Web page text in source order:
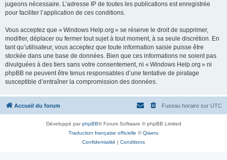
jugeons nécessaire. L’adresse IP de toutes les publications est enregistrée
pour faciliter l’application de ces conditions.
Vous acceptez que « Windows Help.org » se réserve le droit de supprimer,
modifier, déplacer ou fermer tout sujet à tout moment, à sa seule discrétion. En
tant qu’utilisateur, vous acceptez que toute information saisie puisse être
stockée dans une base de données. Bien que ces informations ne soient pas
divulguées à des tiers sans votre consentement, ni « Windows Help.org » ni
phpBB ne peuvent être tenus responsables d’une tentative de piratage
susceptible d’entraîner la compromission des données.
Accueil du forum Fuseau horaire sur UTC
Développé parphpBB® Forum Software © phpBB Limited
Traduction française officielle ©Qiaeru
Confidentialité | Conditions